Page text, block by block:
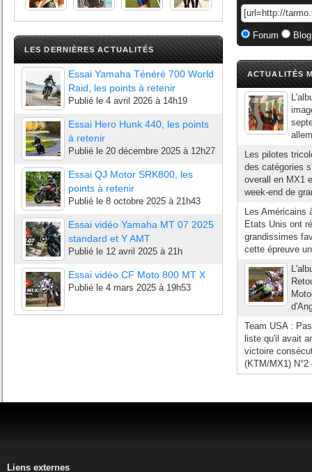
LES DERNIÈRES ACTUALITÉS
Essai Yamaha Ténéré 700 World
Raid, les points à retenir
Publié le 4 avril 2026 à 14h19
Essai Hero Hunk 440, les points
à retenir
Publié le 20 décembre 2025 à 12h27
Essai QJ Motor SRK800, les
points à retenir
Publié le 8 octobre 2025 à 21h43
Essai vidéo Yamaha MT 07 2025
standard et Y AMT
Publié le 12 avril 2025 à 21h
Essai vidéo CF Moto 800 MT X
Publié le 4 mars 2025 à 19h53
Forum
ACTUALITÉS
Les pilotes
des catégories
overall en MX1
week-end de
Les Américains
Etats Unis ont
grandissimes
cette épreuve
Team USA :
liste qu'il avait
victoire
(KTM/MX1)
Liens externes